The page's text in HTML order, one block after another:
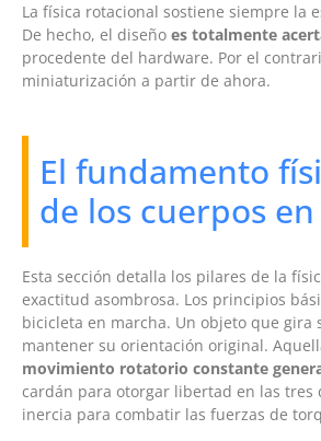
La física rotacional sostiene siempre la
De hecho, el diseño es totalmente
procedente del hardware. Por el
miniaturización a partir de ahora.
El fundamento
de los cuerpos
Esta sección detalla los pilares de la
exactitud asombrosa. Los principios
bicicleta en marcha. Un objeto que
mantener su orientación original.
movimiento rotatorio constante
cardán para otorgar libertad en las tres
inercia para combatir las fuerzas de